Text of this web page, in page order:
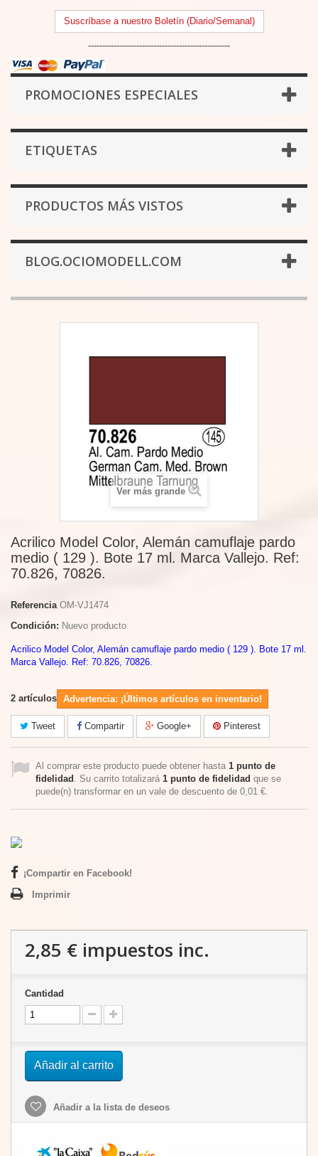
Suscríbase a nuestro Boletín (Diario/Semanal)
--------------------------------------------------
PROMOCIONES ESPECIALES
ETIQUETAS
PRODUCTOS MÁS VISTOS
BLOG.OCIOMODELL.COM
Ver más grande
Acrilico Model Color, Alemán camuflaje pardo
medio ( 129 ). Bote 17 ml. Marca Vallejo. Ref:
70.826, 70826.
Referencia OM-VJ1474
Condición: Nuevo producto
Acrilico Model Color, Alemán camuflaje pardo medio ( 129 ). Bote 17 ml.
Marca Vallejo. Ref: 70.826, 70826.
2 artículos Advertencia: ¡Últimos artículos en inventario!
Tweet Compartir Google+ Pinterest
Al comprar este producto puede obtener hasta 1 punto de
fidelidad . Su carrito totalizará 1 punto de fidelidad que se
puede(n) transformar en un vale de descuento de 0,01 €.
¡Compartir en Facebook!
Imprimir
2,85 € impuestos inc.
Cantidad
Añadir al carrito
Añadir a la lista de deseos